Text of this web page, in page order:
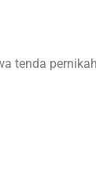
tenda